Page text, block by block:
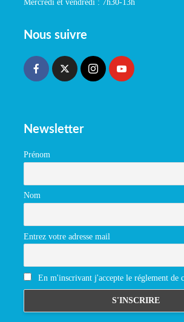
Mercredi et vendredi : 7h30-13h
Nous suivre
Newsletter
Prénom
Nom
Entrez votre adresse mail
En m'inscrivant j'accepte le réglement de